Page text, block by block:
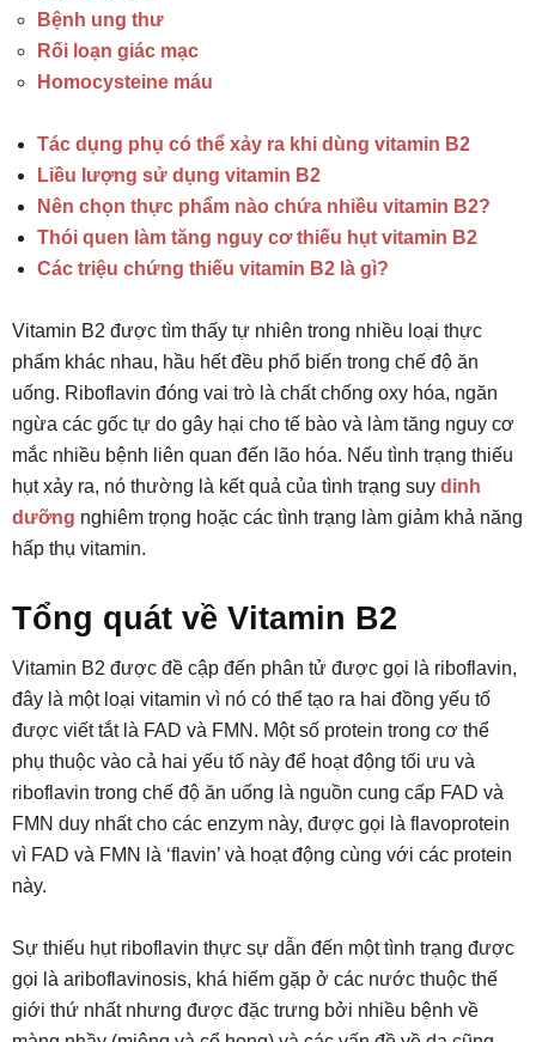
Bệnh ung thư
Rối loạn giác mạc
Homocysteine ​​​​máu
Tác dụng phụ có thể xảy ra khi dùng vitamin B2
Liều lượng sử dụng vitamin B2
Nên chọn thực phẩm nào chứa nhiều vitamin B2?
Thói quen làm tăng nguy cơ thiếu hụt vitamin B2
Các triệu chứng thiếu vitamin B2 là gì?
Vitamin B2 được tìm thấy tự nhiên trong nhiều loại thực
phẩm khác nhau, hầu hết đều phổ biến trong chế độ ăn
uống. Riboflavin đóng vai trò là chất chống oxy hóa, ngăn
ngừa các gốc tự do gây hại cho tế bào và làm tăng nguy cơ
mắc nhiều bệnh liên quan đến lão hóa. Nếu tình trạng thiếu
hụt xảy ra, nó thường là kết quả của tình trạng suy dinh
dưỡng nghiêm trọng hoặc các tình trạng làm giảm khả năng
hấp thụ vitamin.
Tổng quát về Vitamin B2
Vitamin B2 được đề cập đến phân tử được gọi là riboflavin,
đây là một loại vitamin vì nó có thể tạo ra hai đồng yếu tố
được viết tắt là FAD và FMN. Một số protein trong cơ thể
phụ thuộc vào cả hai yếu tố này để hoạt động tối ưu và
riboflavin trong chế độ ăn uống là nguồn cung cấp FAD và
FMN duy nhất cho các enzym này, được gọi là flavoprotein
vì FAD và FMN là ‘flavin’ và hoạt động cùng với các protein
này.
Sự thiếu hụt riboflavin thực sự dẫn đến một tình trạng được
gọi là ariboflavinosis, khá hiếm gặp ở các nước thuộc thế
giới thứ nhất nhưng được đặc trưng bởi nhiều bệnh về